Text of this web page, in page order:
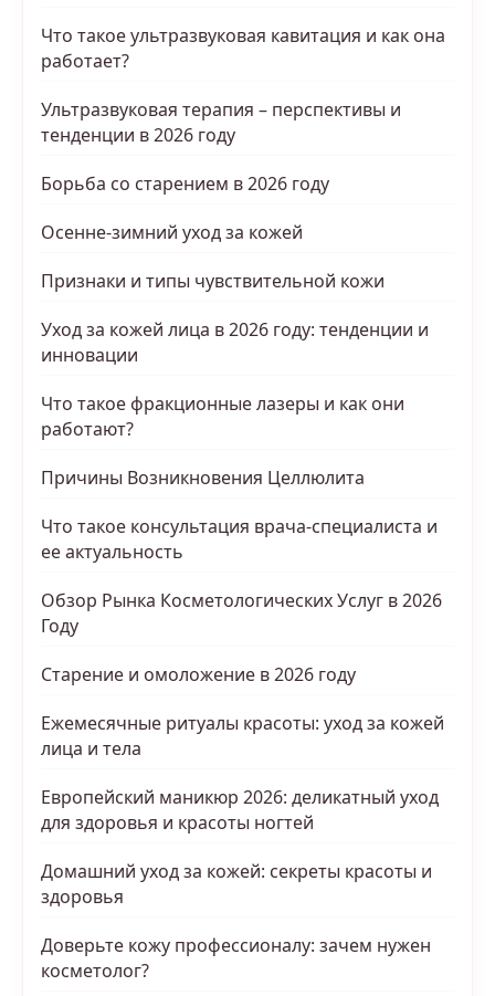
Что такое ультразвуковая кавитация и как она
работает?
Ультразвуковая терапия – перспективы и
тенденции в 2026 году
Борьба со старением в 2026 году
Осенне-зимний уход за кожей
Признаки и типы чувствительной кожи
Уход за кожей лица в 2026 году: тенденции и
инновации
Что такое фракционные лазеры и как они
работают?
Причины Возникновения Целлюлита
Что такое консультация врача-специалиста и
ее актуальность
Обзор Рынка Косметологических Услуг в 2026
Году
Старение и омоложение в 2026 году
Ежемесячные ритуалы красоты: уход за кожей
лица и тела
Европейский маникюр 2026: деликатный уход
для здоровья и красоты ногтей
Домашний уход за кожей: секреты красоты и
здоровья
Доверьте кожу профессионалу: зачем нужен
косметолог?